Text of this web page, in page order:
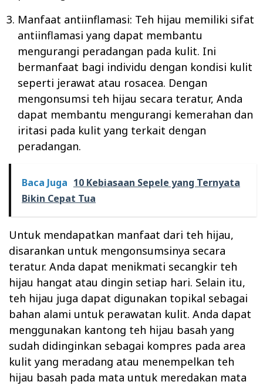
Manfaat antiinflamasi: Teh hijau memiliki sifat
antiinflamasi yang dapat membantu
mengurangi peradangan pada kulit. Ini
bermanfaat bagi individu dengan kondisi kulit
seperti jerawat atau rosacea. Dengan
mengonsumsi teh hijau secara teratur, Anda
dapat membantu mengurangi kemerahan dan
iritasi pada kulit yang terkait dengan
peradangan.
Baca Juga 10 Kebiasaan Sepele yang Ternyata
Bikin Cepat Tua
Untuk mendapatkan manfaat dari teh hijau,
disarankan untuk mengonsumsinya secara
teratur. Anda dapat menikmati secangkir teh
hijau hangat atau dingin setiap hari. Selain itu,
teh hijau juga dapat digunakan topikal sebagai
bahan alami untuk perawatan kulit. Anda dapat
menggunakan kantong teh hijau basah yang
sudah didinginkan sebagai kompres pada area
kulit yang meradang atau menempelkan teh
hijau basah pada mata untuk meredakan mata